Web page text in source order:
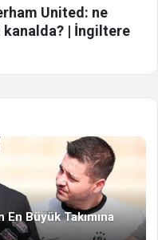
United: ne
kanalda? | İngiltere
En Büyük Takımına